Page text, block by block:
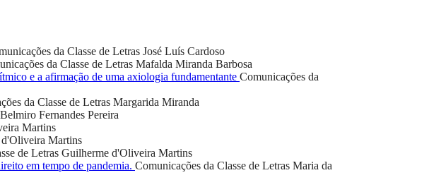
da Classe de Letras José Luís Cardoso
da Classe de Letras Mafalda Miranda Barbosa
e a afirmação de uma axiologia fundamentante Comunicações da
da Classe de Letras Margarida Miranda
Belmiro Fernandes Pereira
Martins
Martins
de Letras Guilherme d'Oliveira Martins
em tempo de pandemia. Comunicações da Classe de Letras Maria da